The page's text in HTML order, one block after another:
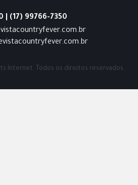
(17) 99766-7350
Internet. Todos os direitos reservados.